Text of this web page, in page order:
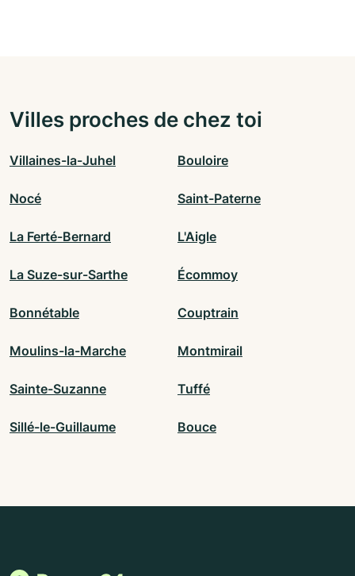
Villes proches de chez toi
Villaines-la-Juhel Bouloire
Nocé Saint-Paterne
La Ferté-Bernard L'Aigle
La Suze-sur-Sarthe Écommoy
Bonnétable Couptrain
Moulins-la-Marche Montmirail
Sainte-Suzanne Tuffé
Sillé-le-Guillaume Bouce